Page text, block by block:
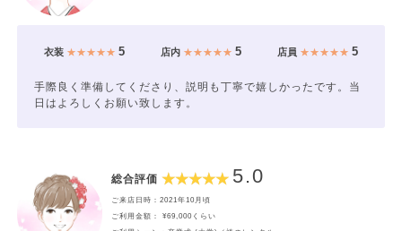
衣装★★★★★ 5 店内★★★★★ 5 店員 ★★★★★5
手際良く準備してくださり、説明も丁寧で嬉しかったです。当
日はよろしくお願い致します。
総合評価 5.0
ご来店日時：2021年10月頃
ご利用金額： ¥69,000くらい